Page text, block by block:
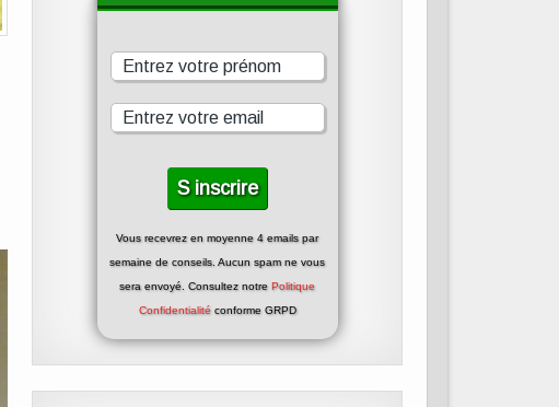
Vous recevrez en moyenne 4 emails par
semaine de conseils. Aucun spam ne vous
sera envoyé. Consultez notrePolitique
Confidentialitéconforme GRPD